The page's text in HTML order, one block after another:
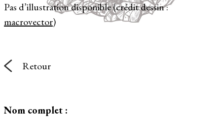
Pas d’illustration disponible (crédit dessin :
macrovector)
Retour
Nom complet :